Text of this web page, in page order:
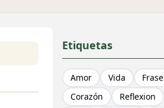
Etiquetas
Amor Vida Frase
Corazón
Reflexion